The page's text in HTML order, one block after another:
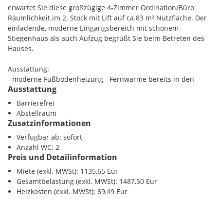
erwartet Sie diese großzügige 4-Zimmer Ordination/Büro
Räumlichkeit im 2. Stock mit Lift auf ca.83 m² Nutzfläche. Der
einladende, moderne Eingangsbereich mit schönem
Stiegenhaus als auch Aufzug begrüßt Sie beim Betreten des
Hauses.
Ausstattung:
- moderne Fußbodenheizung - Fernwärme bereits in den
Betriebskosten inkludiert, sorgt für ein angenehmes
Arbeitsklima
- Fliesenböden in hochwertiger Ausführung - pflegeleicht und
elegant
Handwaschbecken
- Zimmer mit Waschbecken ca. 13,46 m²
- Zimmer mit Waschbecken, ca. 19,02 m²
- Zimmer mit Waschbecken, ca. 14,28 m²
- Zimmer mit Waschbecken, ca. 14,90 m²
Ausstattung
Barrierefrei
Abstellraum
Zusatzinformationen
Verfügbar ab: sofort
Anzahl WC: 2
Preis und Detailinformation
Miete (exkl. MWSt): 1135,65 Eur
Gesamtbelastung (exkl. MWSt): 1487,50 Eur
Heizkosten (exkl. MWSt): 69,49 Eur